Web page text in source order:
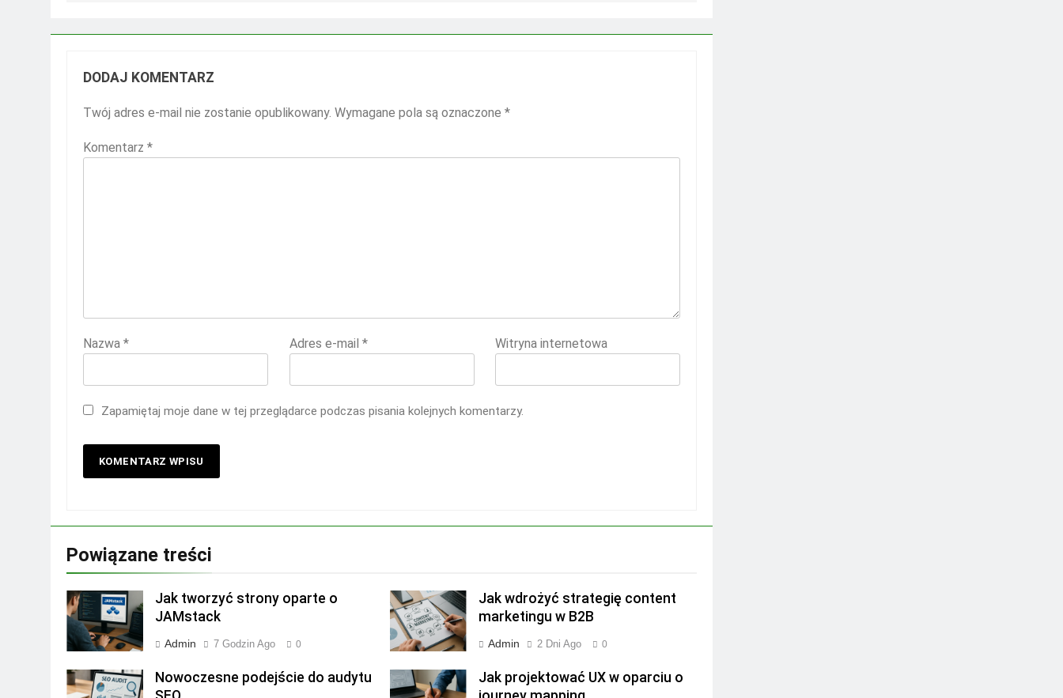
DODAJ KOMENTARZ
Twój adres e-mail nie zostanie opublikowany. Wymagane pola są oznaczone *
Komentarz *
Nazwa * Adres e-mail * Witryna internetowa
Zapamiętaj moje dane w tej przeglądarce podczas pisania kolejnych komentarzy.
Powiązane treści
Jak tworzyć strony oparte o
JAMstack
Admin 7 Godzin Ago 0
Jak wdrożyć strategię content
marketingu w B2B
Admin 2 Dni Ago 0
Nowoczesne podejście do audytu
Jak projektować UX w oparciu o